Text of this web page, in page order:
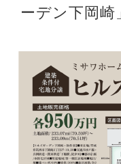
ーデン下岡崎